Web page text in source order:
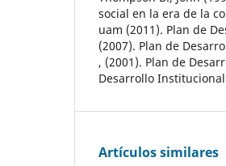
social en la era de la
uam (2011). Plan de
(2007). Plan de
, (2001). Plan de
Desarrollo
Artículos similares